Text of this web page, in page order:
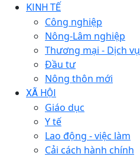
KINH TẾ
Công nghiệp
Nông-Lâm nghiệp
Thương mại - Dịch vụ
Đầu tư
Nông thôn mới
XÃ HỘI
Giáo dục
Y tế
Lao động - việc làm
Cải cách hành chính